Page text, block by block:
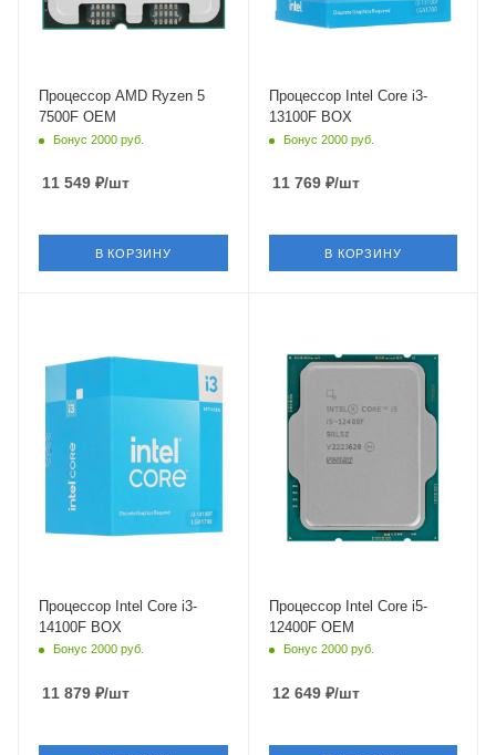
PCI Express
PCIe 5.0
Процессор AMD Ryzen 5
7500F OEM
Бонус 2000 руб.
11 549 ₽/шт
В КОРЗИНУ
PCI Express
PCIe 5.0
Процессор Intel Core i3-
13100F BOX
Бонус 2000 руб.
11 769₽/шт
В КОРЗИНУ
Ядро
Intel Raptor Lake-R
турбо режиме
4.7 ГГц
Встроенный контроллер
PCIe 5.0
Процессор Intel Core i3-
14100F BOX
Бонус 2000 руб.
11 879 ₽/шт
Intel Alder Lake-S
Максимальная частота в
турбо режиме
4.4 ГГц
Встроенный контроллер
PCI Express
PCIe 5.0
Процессор Intel Core i5-
12400F OEM
Бонус 2000 руб.
12 649₽/шт